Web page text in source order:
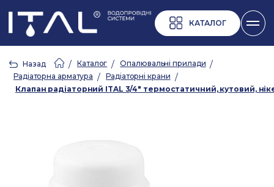
КАТАЛОГ
Назад / Каталог / Опалювальні прилади /
Радіаторна арматура / Радіаторні крани /
Клапан радіаторний ITAL 3/4" термостатичний, кутовий,